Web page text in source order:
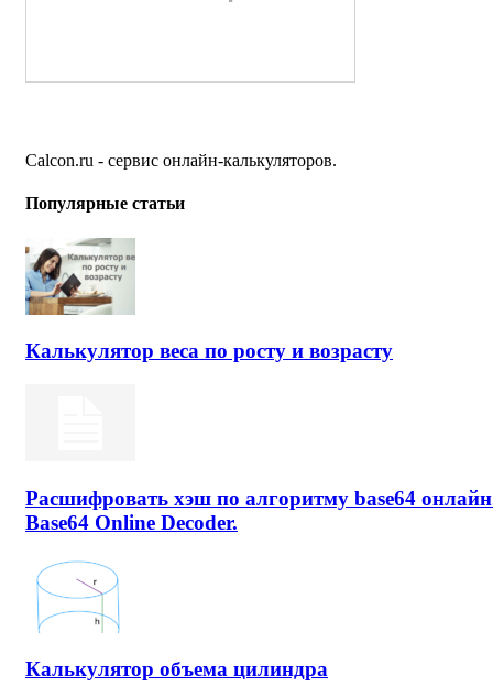
Calcon.ru - сервис онлайн-калькуляторов.
Популярные статьи
Калькулятор веса по росту и возрасту
Расшифровать хэш по алгоритму base64
Base64 Online Decoder.
Калькулятор объема цилиндра